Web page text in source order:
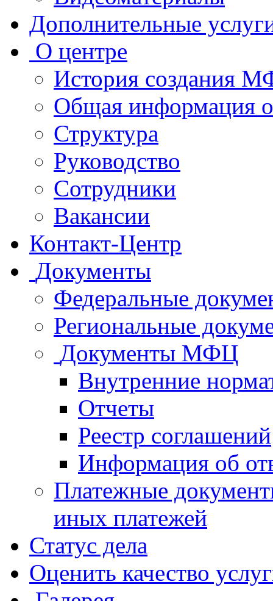
Дополнительные
О центре
История создания
Общая
Структура
Руководство
Сотрудники
Вакансии
Контакт-Центр
Документы
Федеральные
Региональные
Документы МФЦ
Внутренние
Отчеты
Реестр соглашений
Информация об
Платежные
иных платежей
Статус дела
Оценить качество